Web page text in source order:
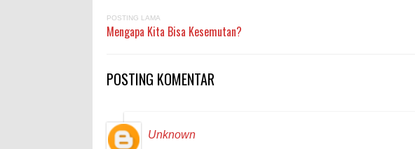
POSTING LAMA
Mengapa Kita Bisa Kesemutan?
POSTING KOMENTAR
Unknown